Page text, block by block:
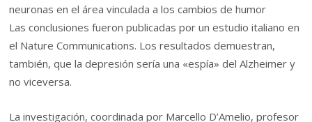
neuronas en el área vinculada a los cambios de humor
Las conclusiones fueron publicadas por un estudio italiano en
el Nature Communications. Los resultados demuestran,
también, que la depresión sería una «espía» del Alzheimer y
no viceversa.
La investigación, coordinada por Marcello D’Amelio, profesor